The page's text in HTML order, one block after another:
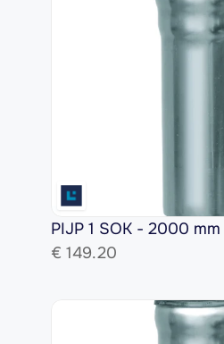
PIJP 1 SOK - 2000
€ 149.20